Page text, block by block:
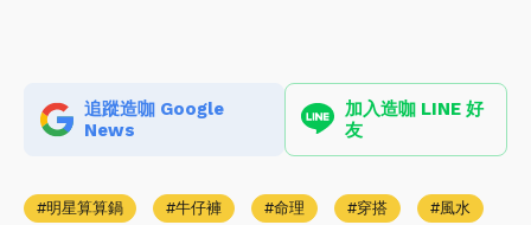
追蹤造咖 Google
News
加入造咖 LINE 好
友
明星算算鍋 牛仔褲 命理 穿搭 風水